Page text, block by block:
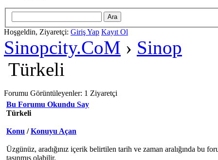
Hoşgeldin, Ziyaretçi: Giriş Yap Kayıt Ol
Sinopcity.CoM › Sinop
Türkeli
Forumu Görüntüleyenler: 1 Ziyaretçi
Bu Forumu Okundu Say
Türkeli
Konu /Konuyu Açan
Üzgünüz, aradığınız içerik belirtilen tarih ve zaman aralığında bu
taşınmış olabilir.